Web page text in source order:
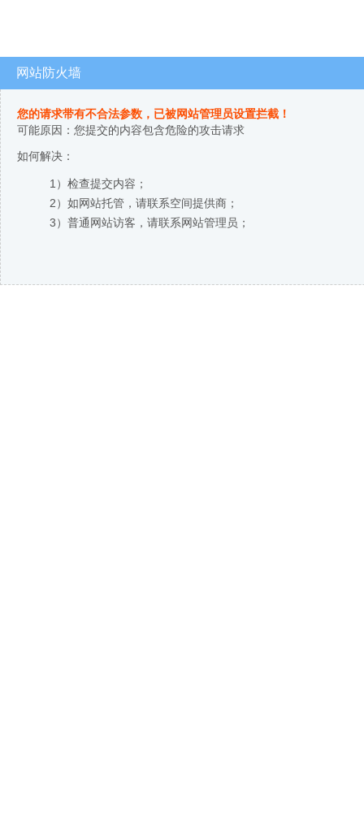
网站防火墙
您的请求带有不合法参数，已被网站管理员设置拦截！
可能原因：您提交的内容包含危险的攻击请求
如何解决：
1）检查提交内容；
2）如网站托管，请联系空间提供商；
3）普通网站访客，请联系网站管理员；